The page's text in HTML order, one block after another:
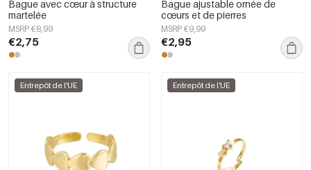
Bague avec cœur à structure
martelée
MSRP €8,99
€2,75
Bague ajustable ornée de
cœurs et de pierres
MSRP €9,99
€2,95
Entrepôt de l'UE Entrepôt de l'UE